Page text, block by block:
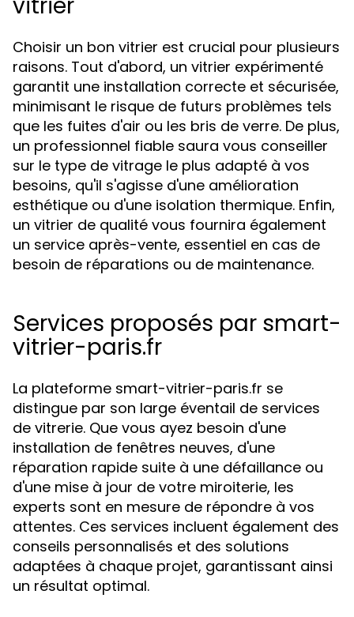
Choisir un bon vitrier est crucial pour plusieurs
raisons. Tout d'abord, un vitrier expérimenté
garantit une installation correcte et sécurisée,
minimisant le risque de futurs problèmes tels
que les fuites d'air ou les bris de verre. De plus,
un professionnel fiable saura vous conseiller
sur le type de vitrage le plus adapté à vos
besoins, qu'il s'agisse d'une amélioration
esthétique ou d'une isolation thermique. Enfin,
un vitrier de qualité vous fournira également
un service après-vente, essentiel en cas de
besoin de réparations ou de maintenance.
Services proposés par smart-
vitrier-paris.fr
La plateforme smart-vitrier-paris.fr se
distingue par son large éventail de services
de vitrerie. Que vous ayez besoin d'une
installation de fenêtres neuves, d'une
réparation rapide suite à une défaillance ou
d'une mise à jour de votre miroiterie, les
experts sont en mesure de répondre à vos
attentes. Ces services incluent également des
conseils personnalisés et des solutions
adaptées à chaque projet, garantissant ainsi
un résultat optimal.